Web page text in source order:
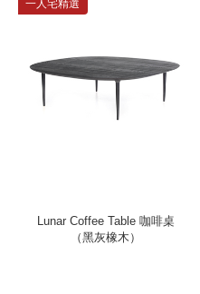
一人宅精選
Lunar Coffee Table 咖啡桌
（黑灰橡木）